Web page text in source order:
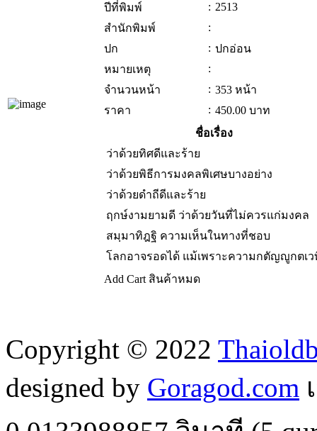
ปีที่พิมพ์
: 2513
สำนักพิมพ์
:
ปก
: ปกอ่อน
หมายเหตุ
:
จำนวนหน้า
: 353 หน้า
ราคา
: 450.00 บาท
ชื่อเรื่อง
ว่าด้วยทิศดีและร้าย
ว่าด้วยพิธีการมงคลพิเศษบางอย่าง
ว่าด้วยดำถีดีและร้าย
ฤกษ์งามยามดี ว่าด้วยวันที่ไม่ควรแก่มงคล
สมฺมาทิฎฐิ ความเห็นในทางที่ชอบ
โลกอาจรอดได้ แม้เพราะความกตัญญูกตเว
Add Cart สินค้าหมด
Copyright © 2022
designed by Goragod.com